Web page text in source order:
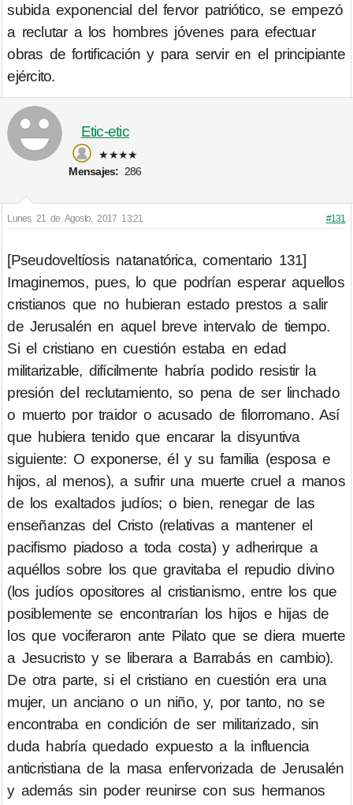
subida exponencial del fervor patriótico, se empezó
a reclutar a los hombres jóvenes para efectuar
obras de fortificación y para servir en el principiante
ejército.
Etic-etic
★★★★
Mensajes: 286
Lunes 21 de Agosto, 2017 13:21 #131
[Pseudoveltíosis natanatórica, comentario 131]
Imaginemos, pues, lo que podrían esperar aquellos
cristianos que no hubieran estado prestos a salir
de Jerusalén en aquel breve intervalo de tiempo.
Si el cristiano en cuestión estaba en edad
militarizable, difícilmente habría podido resistir la
presión del reclutamiento, so pena de ser linchado
o muerto por traidor o acusado de filorromano. Así
que hubiera tenido que encarar la disyuntiva
siguiente: O exponerse, él y su familia (esposa e
hijos, al menos), a sufrir una muerte cruel a manos
de los exaltados judíos; o bien, renegar de las
enseñanzas del Cristo (relativas a mantener el
pacifismo piadoso a toda costa) y adherirque a
aquéllos sobre los que gravitaba el repudio divino
(los judíos opositores al cristianismo, entre los que
posiblemente se encontrarían los hijos e hijas de
los que vociferaron ante Pilato que se diera muerte
a Jesucristo y se liberara a Barrabás en cambio).
De otra parte, si el cristiano en cuestión era una
mujer, un anciano o un niño, y, por tanto, no se
encontraba en condición de ser militarizado, sin
duda habría quedado expuesto a la influencia
anticristiana de la masa enfervorizada de Jerusalén
y además sin poder reunirse con sus hermanos